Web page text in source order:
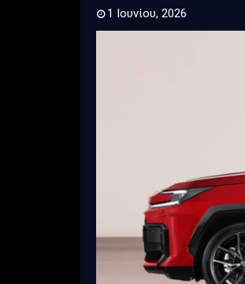
1 Ιουνίου, 2026